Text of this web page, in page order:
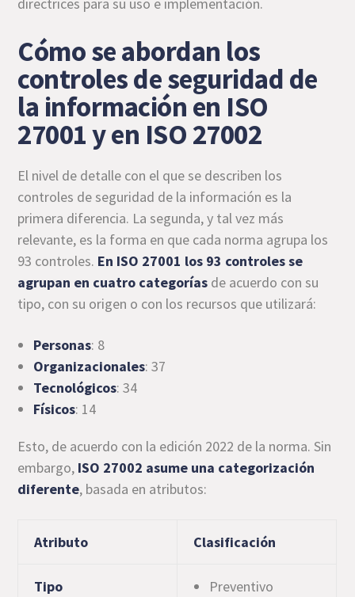
Cómo se abordan los
controles de seguridad de
la información en ISO
27001 y en ISO 27002
El nivel de detalle con el que se describen los
controles de seguridad de la información es la
primera diferencia. La segunda, y tal vez más
relevante, es la forma en que cada norma agrupa los
93 controles. En ISO 27001 los 93 controles se
agrupan en cuatro categorías de acuerdo con su
tipo, con su origen o con los recursos que utilizará:
Personas: 8
Organizacionales: 37
Tecnológicos: 34
Físicos: 14
Esto, de acuerdo con la edición 2022 de la norma. Sin
embargo, ISO 27002 asume una categorización
diferente, basada en atributos:
Atributo Clasificación
Tipo
Preventivo